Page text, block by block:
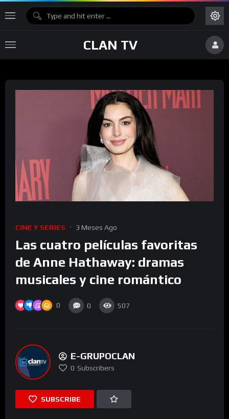
CLAN TV
CINE Y SERIES 3 Meses Ago
Las cuatro películas favoritas
de Anne Hathaway: dramas
musicales y cine romántico
0 0 507
E-GRUPOCLAN
0 Subscribers
SUBSCRIBE